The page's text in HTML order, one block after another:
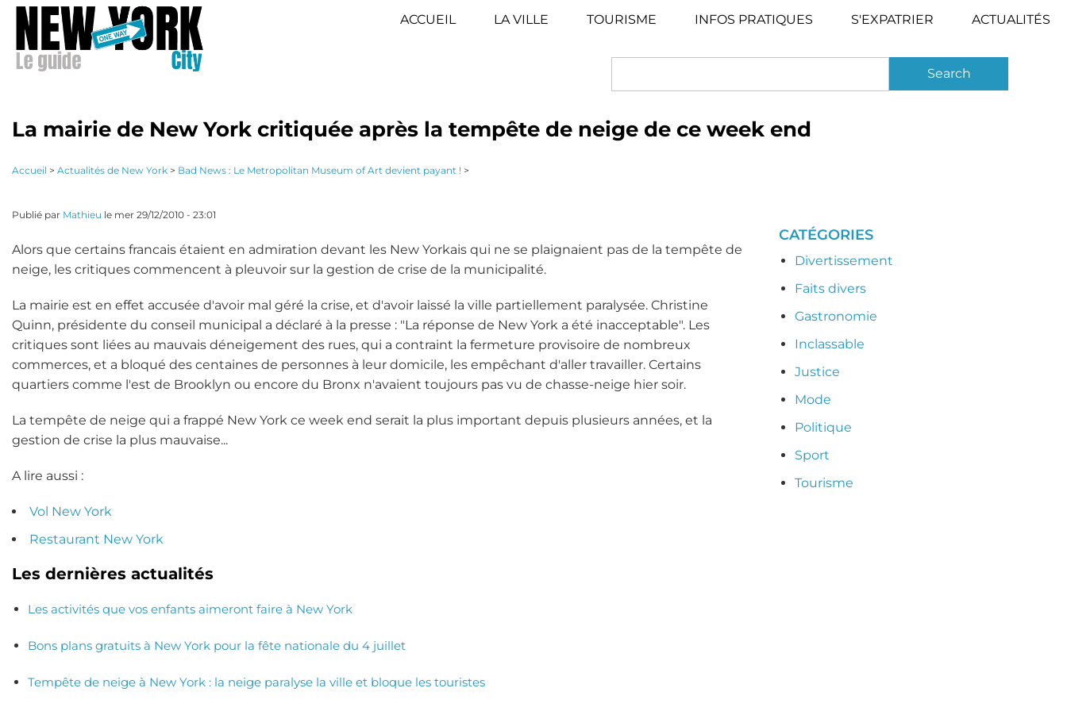
Aller
contenu
principal
ACCUEIL LA VILLE TOURISME INFOS PRATIQUES S'EXPATRIER ACTUALITÉS
La mairie de New York critiquée après la tempête de neige de ce week end
Accueil > Actualités de New York > Bad News : Le Metropolitan Museum of Art devient payant ! >
Publié par Mathieu le mer 29/12/2010 - 23:01
Alors que certains francais étaient en admiration devant les New Yorkais qui ne se plaignaient pas de la tempête de
neige, les critiques commencent à pleuvoir sur la gestion de crise de la municipalité.
La mairie est en effet accusée d'avoir mal géré la crise, et d'avoir laissé la ville partiellement paralysée. Christine
Quinn, présidente du conseil municipal a déclaré à la presse : "La réponse de New York a été inacceptable". Les
critiques sont liées au mauvais déneigement des rues, qui a contraint la fermeture provisoire de nombreux
commerces, et a bloqué des centaines de personnes à leur domicile, les empêchant d'aller travailler. Certains
quartiers comme l'est de Brooklyn ou encore du Bronx n'avaient toujours pas vu de chasse-neige hier soir.
La tempête de neige qui a frappé New York ce week end serait la plus important depuis plusieurs années, et la
gestion de crise la plus mauvaise...
A lire aussi :
Vol New York
Restaurant New York
Les dernières actualités
Les activités que vos enfants aimeront faire à New York
Bons plans gratuits à New York pour la fête nationale du 4 juillet
Tempête de neige à New York : la neige paralyse la ville et bloque les touristes
CATÉGORIES
Divertissement
Faits divers
Gastronomie
Inclassable
Justice
Mode
Politique
Sport
Tourisme